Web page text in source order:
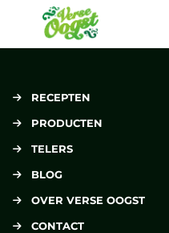
Verse Oogst
RECEPTEN
PRODUCTEN
TELERS
BLOG
OVER VERSE OOGST
CONTACT